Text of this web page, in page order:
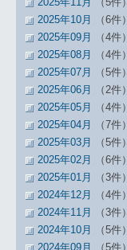
2025年10月
（6件）
2025年09月
（4件）
2025年08月
（4件）
2025年07月
（5件）
2025年06月
（2件）
2025年05月
（4件）
2025年04月
（7件）
2025年03月
（5件）
2025年02月
（6件）
2025年01月
（3件）
2024年12月
（4件）
2024年11月
（3件）
2024年10月
（5件）
2024年09月
（5件）